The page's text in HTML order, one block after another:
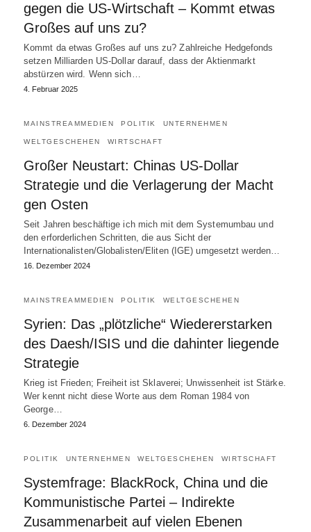
gegen die US-Wirtschaft – Kommt etwas
Großes auf uns zu?
Kommt da etwas Großes auf uns zu? Zahlreiche Hedgefonds
setzen Milliarden US-Dollar darauf, dass der Aktienmarkt
abstürzen wird. Wenn sich…
4. Februar 2025
MAINSTREAMMEDIEN POLITIK UNTERNEHMEN
WELTGESCHEHEN WIRTSCHAFT
Großer Neustart: Chinas US-Dollar
Strategie und die Verlagerung der Macht
gen Osten
Seit Jahren beschäftige ich mich mit dem Systemumbau und
den erforderlichen Schritten, die aus Sicht der
Internationalisten/Globalisten/Eliten (IGE) umgesetzt werden…
16. Dezember 2024
MAINSTREAMMEDIEN POLITIK WELTGESCHEHEN
Syrien: Das „plötzliche“ Wiedererstarken
des Daesh/ISIS und die dahinter liegende
Strategie
Krieg ist Frieden; Freiheit ist Sklaverei; Unwissenheit ist Stärke.
Wer kennt nicht diese Worte aus dem Roman 1984 von
George…
6. Dezember 2024
POLITIK UNTERNEHMEN WELTGESCHEHEN WIRTSCHAFT
Systemfrage: BlackRock, China und die
Kommunistische Partei – Indirekte
Zusammenarbeit auf vielen Ebenen